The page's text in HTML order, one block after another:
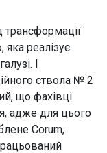
трансформації
яка реалізує
І
ствола № 2
що фахівці
адже для цього
Corum,